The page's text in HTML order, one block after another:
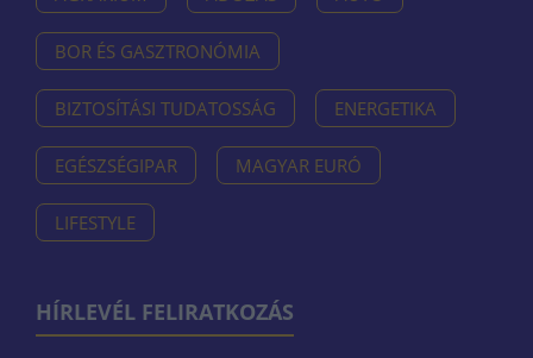
BOR ÉS GASZTRONÓMIA
BIZTOSÍTÁSI TUDATOSSÁG ENERGETIKA
EGÉSZSÉGIPAR MAGYAR EURÓ
LIFESTYLE
HÍRLEVÉL FELIRATKOZÁS